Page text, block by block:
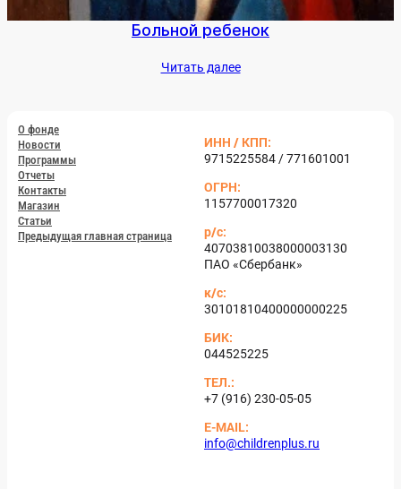
Боль­ной ре­бенок
Чи­тать да­лее
О фон­де
Но­вос­ти
Прог­раммы
От­че­ты
Кон­такты
Ма­газин
Статьи
Пре­дыду­щая глав­ная стра­ница
ИНН / КПП:
9715225584 / 771601001
ОГРН:
1157700017320
р/с:
40703810038000003130
ПАО «Сбер­банк»
к/с:
30101810400000000225
БИК:
044525225
ТЕЛ.:
+7 (916) 230-05-05
E-MAIL:
info@childrenplus.ru